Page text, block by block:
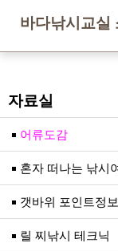
바다낚시교실
자료실
어류도감
혼자 떠나는 낚시
갯바위 포인트정보
릴 찌낚시 테크닉